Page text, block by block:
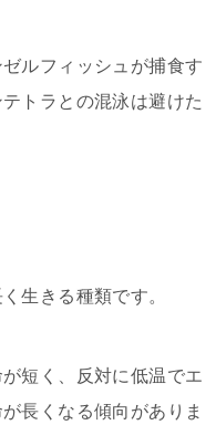
ルフィッシュが捕食す
トラとの混泳は避けた
生きる種類です。
短く、反対に低温でエ
長くなる傾向がありま